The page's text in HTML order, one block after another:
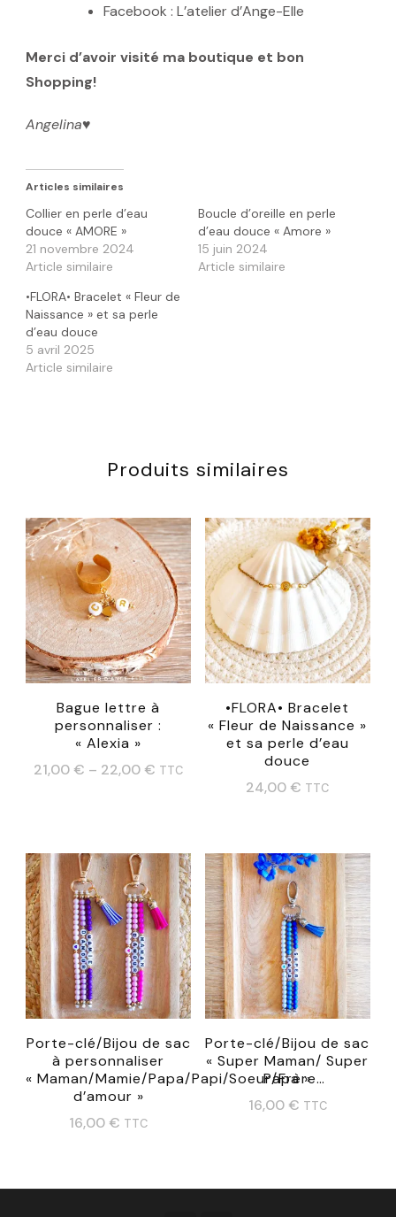
Facebook : L’atelier d’Ange-Elle
Merci d’avoir visité ma boutique et bon
Shopping!
Angelina♥️
Articles similaires
Collier en perle d’eau
douce « AMORE »
21 novembre 2024
Article similaire
Boucle d’oreille en perle
d’eau douce « Amore »
15 juin 2024
Article similaire
•FLORA• Bracelet « Fleur de
Naissance » et sa perle
d’eau douce
5 avril 2025
Article similaire
Produits similaires
Bague lettre à
personnaliser :
« Alexia »
21,00 € – 22,00 € TTC
a
plusieurs
variations.
Les
options
peuvent
choisies
sur
la
•FLORA• Bracelet
« Fleur de Naissance »
et sa perle d’eau
douce
24,00 € TTC
a
plusieurs
variations.
Les
options
peuvent
être
choisies
sur
du
Porte-clé/Bijou de sac
à personnaliser
« Maman/Mamie/Papa/Papi/Soeur/Frère…
d’amour »
16,00 € TTC
Porte-clé/Bijou de sac
« Super Maman/ Super
Papa »
16,00 € TTC
a